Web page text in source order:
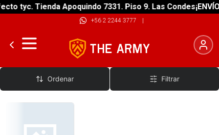
tyc. Tienda Apoquindo 7331. Piso 9. Las Condes
+56 2 2244 3777 |
Trineos de Nieve
Ordenar Filtrar